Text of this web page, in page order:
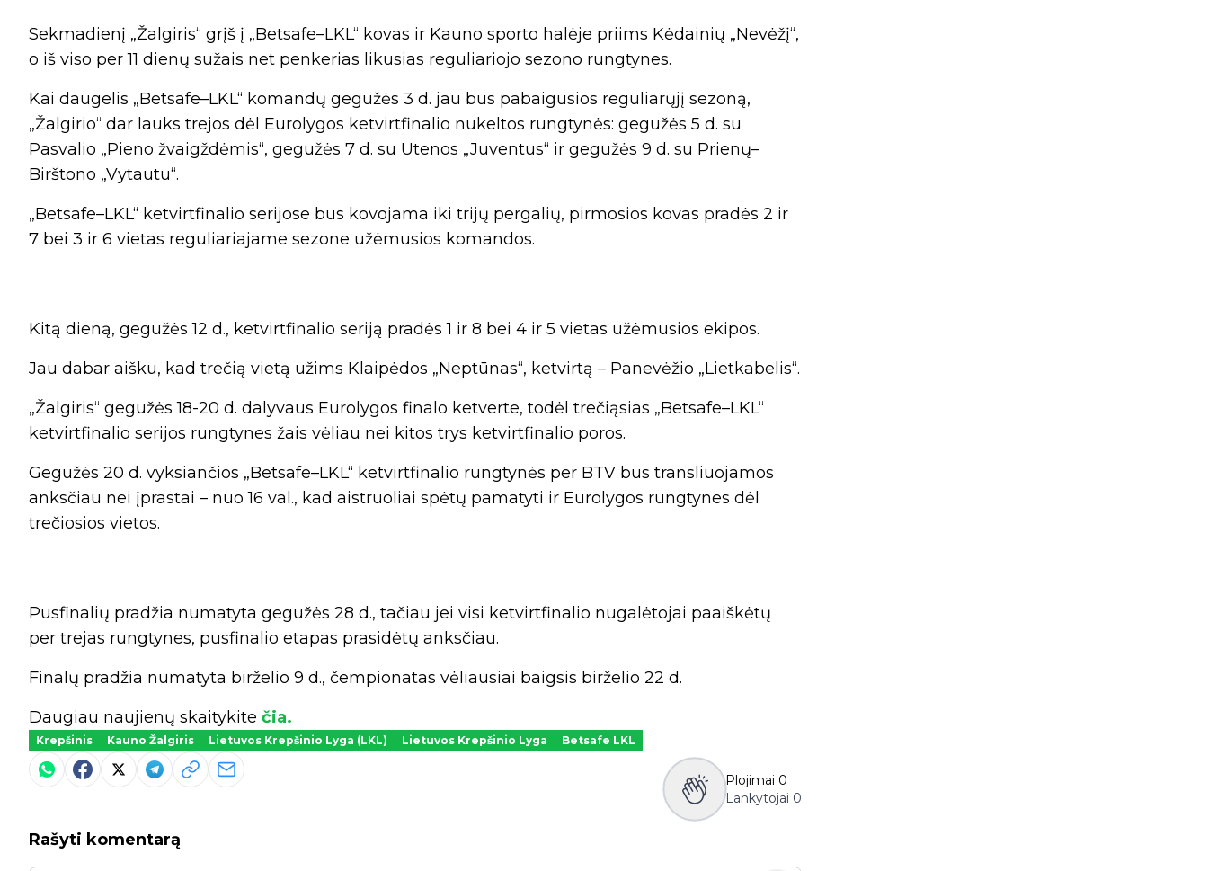
Sekmadienį „Žalgiris“ grįš į „Betsafe–LKL“ kovas ir Kauno sporto halėje priims Kėdainių „Nevėžį“,
o iš viso per 11 dienų sužais net penkerias likusias reguliariojo sezono rungtynes.
Kai daugelis „Betsafe–LKL“ komandų gegužės 3 d. jau bus pabaigusios reguliarųjį sezoną,
„Žalgirio“ dar lauks trejos dėl Eurolygos ketvirtfinalio nukeltos rungtynės: gegužės 5 d. su
Pasvalio „Pieno žvaigždėmis“, gegužės 7 d. su Utenos „Juventus“ ir gegužės 9 d. su Prienų–
Birštono „Vytautu“.
„Betsafe–LKL“ ketvirtfinalio serijose bus kovojama iki trijų pergalių, pirmosios kovas pradės 2 ir
7 bei 3 ir 6 vietas reguliariajame sezone užėmusios komandos.
Kitą dieną, gegužės 12 d., ketvirtfinalio seriją pradės 1 ir 8 bei 4 ir 5 vietas užėmusios ekipos.
Jau dabar aišku, kad trečią vietą užims Klaipėdos „Neptūnas“, ketvirtą – Panevėžio „Lietkabelis“.
„Žalgiris“ gegužės 18-20 d. dalyvaus Eurolygos finalo ketverte, todėl trečiąsias „Betsafe–LKL“
ketvirtfinalio serijos rungtynes žais vėliau nei kitos trys ketvirtfinalio poros.
Gegužės 20 d. vyksiančios „Betsafe–LKL“ ketvirtfinalio rungtynės per BTV bus transliuojamos
anksčiau nei įprastai – nuo 16 val., kad aistruoliai spėtų pamatyti ir Eurolygos rungtynes dėl
trečiosios vietos.
Pusfinalių pradžia numatyta gegužės 28 d., tačiau jei visi ketvirtfinalio nugalėtojai paaiškėtų
per trejas rungtynes, pusfinalio etapas prasidėtų anksčiau.
Finalų pradžia numatyta birželio 9 d., čempionatas vėliausiai baigsis birželio 22 d.
Daugiau naujienų skaitykite čia.
Krepšinis Kauno Žalgiris Lietuvos Krepšinio Lyga (LKL) Lietuvos Krepšinio Lyga Betsafe LKL
Plojimai 0
Lankytojai 0
Rašyti komentarą